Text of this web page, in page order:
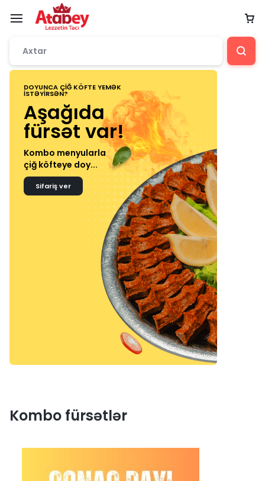
DOYUNCA ÇIĞ KÖFTE YEMƏK
ISTƏYIRSƏN?
Aşağıda
fürsət var!
Kombo menyularla
çiğ köfteye doy...
Sifariş ver
Kombo fürsətlər